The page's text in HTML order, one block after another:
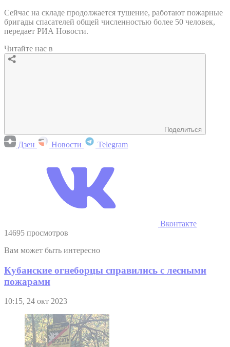
Сейчас на складе продолжается тушение, работают пожарные
бригады спасателей общей численностью более 50 человек,
передает РИА Новости.
Читайте нас в
Поделиться
Дзен Новости Telegram
Вконтакте
14695 просмотров
Вам может быть интересно
Кубанские огнеборцы справились с лесными
пожарами
10:15, 24 окт 2023